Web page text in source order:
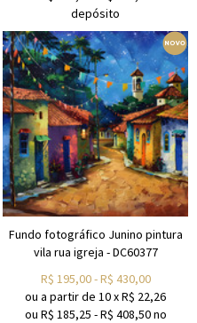
depósito
Fundo fotográfico Junino pintura
vila rua igreja - DC60377
R$ 195,00-R$ 430,00
ou a partir de 10xR$ 22,26
ou R$ 185,25 -R$ 408,50no